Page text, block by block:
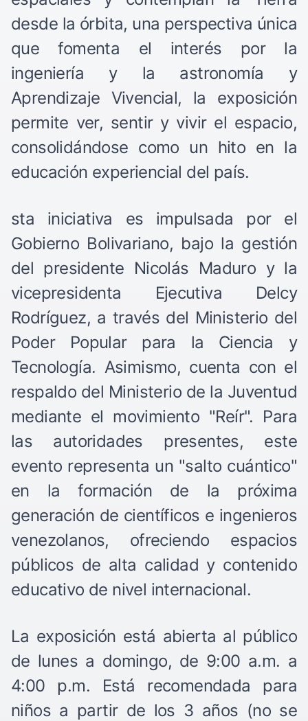
desde la órbita, una perspectiva única
que fomenta el interés por la
ingeniería y la astronomía y
Aprendizaje Vivencial, la exposición
permite ver, sentir y vivir el espacio,
consolidándose como un hito en la
educación experiencial del país.
sta iniciativa es impulsada por el
Gobierno Bolivariano, bajo la gestión
del presidente Nicolás Maduro y la
vicepresidenta Ejecutiva Delcy
Rodríguez, a través del Ministerio del
Poder Popular para la Ciencia y
Tecnología. Asimismo, cuenta con el
respaldo del Ministerio de la Juventud
mediante el movimiento "Reír". Para
las autoridades presentes, este
evento representa un "salto cuántico"
en la formación de la próxima
generación de científicos e ingenieros
venezolanos, ofreciendo espacios
públicos de alta calidad y contenido
educativo de nivel internacional.
La exposición está abierta al público
de lunes a domingo, de 9:00 a.m. a
4:00 p.m. Está recomendada para
niños a partir de los 3 años (no se